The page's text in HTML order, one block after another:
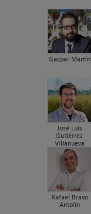
Gaspar Martín
José Luis
Gutiérrez
Villanueva
Rafael Bravo
Antolín